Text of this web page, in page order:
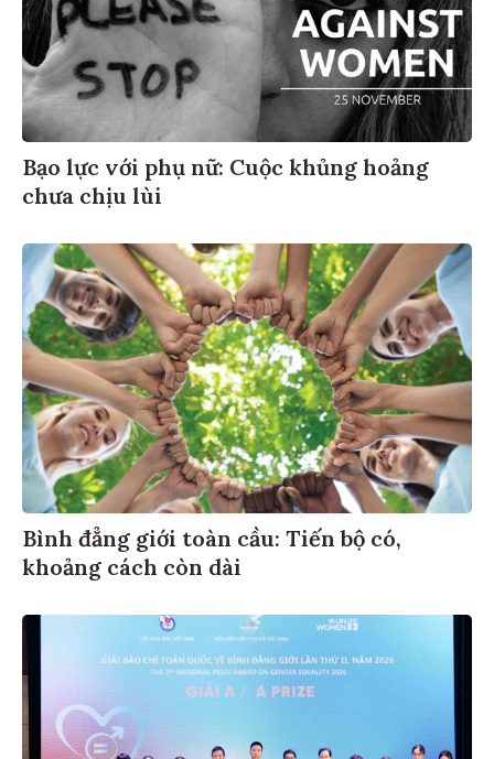
Bạo lực với phụ nữ: Cuộc khủng hoảng
chưa chịu lùi
Bình đẳng giới toàn cầu: Tiến bộ có,
khoảng cách còn dài